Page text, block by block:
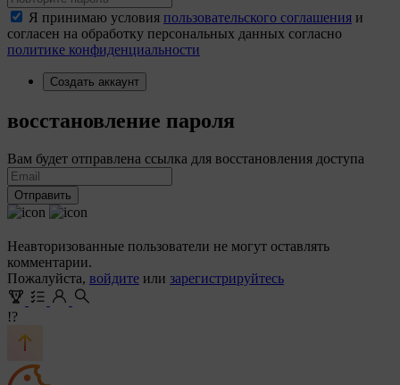
Я принимаю условия пользовательского соглашения и
согласен на обработку персональных данных согласно
политике конфиденциальности
Создать аккаунт
восстановление пароля
Вам будет отправлена ссылка для восстановления доступа
Отправить
Неавторизованные пользователи не могут оставлять
комментарии.
Пожалуйста, войдите или зарегистрируйтесь
!?